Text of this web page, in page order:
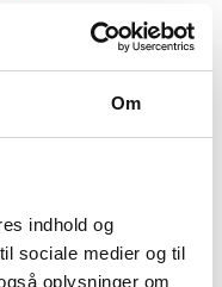
Om
indhold og
sociale medier og til
oplysninger om